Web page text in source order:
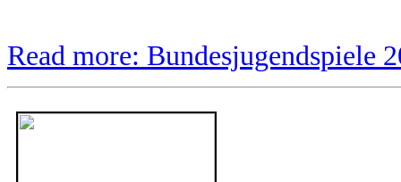
Read more: Bundesjugendspiele